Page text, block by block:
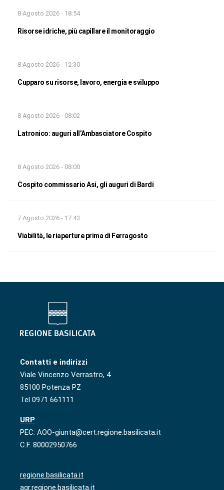
8 Agosto 2026 - 18:54
Risorse idriche, più capillare il monitoraggio
8 Agosto 2026 - 12:30
Cupparo su risorse, lavoro, energia e sviluppo
8 Agosto 2026 - 08:02
Latronico: auguri all’Ambasciatore Cospito
8 Agosto 2026 - 08:00
Cospito commissario Asi, gli auguri di Bardi
7 Agosto 2026 - 17:43
Viabilità, le riaperture prima di Ferragosto
Contatti e indirizzi
Viale Vincenzo Verrastro, 4
85100 Potenza PZ
Tel 0971 661111
URP
PEC: AOO-giunta@cert.regione.basilicata.it
C.F. 80002950766
regione.basilicata.it
agr.regione.basilicata.it